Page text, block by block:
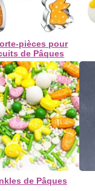
pièces pour
de Pâques
de Pâques